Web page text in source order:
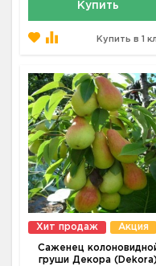
Купить
Купить в 1
Хит продаж Акция
Саженец
груши Декора